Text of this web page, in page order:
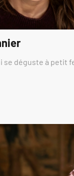
se déguste à petit